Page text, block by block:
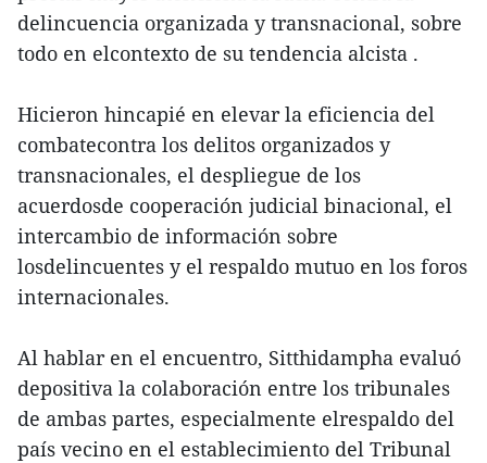
delincuencia organizada y transnacional, sobre
todo en elcontexto de su tendencia alcista .
Hicieron hincapié en elevar la eficiencia del
combatecontra los delitos organizados y
transnacionales, el despliegue de los
acuerdosde cooperación judicial binacional, el
intercambio de información sobre
losdelincuentes y el respaldo mutuo en los foros
internacionales.
Al hablar en el encuentro, Sitthidampha evaluó
depositiva la colaboración entre los tribunales
de ambas partes, especialmente elrespaldo del
país vecino en el establecimiento del Tribunal